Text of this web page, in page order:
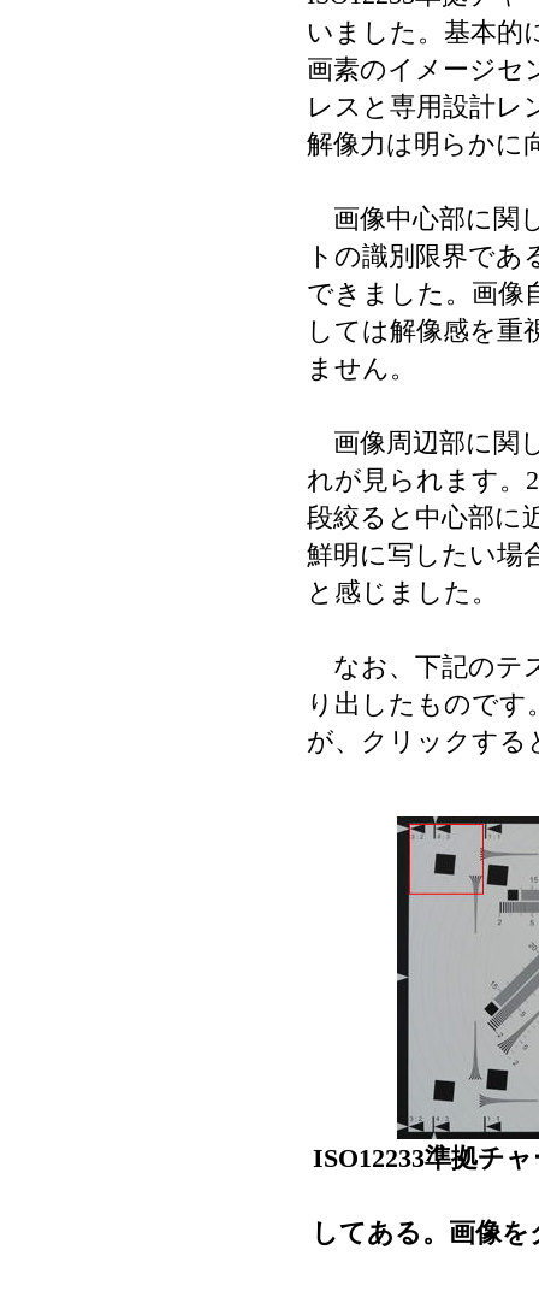
いました。基本的
画素のイメージセ
レスと専用設計レ
解像力は明らかに
画像中心部に関
トの識別限界で
できました。画像
しては解像感を重
ません。
画像周辺部に関
れが見られます。
段絞ると中心部に
鮮明に写したい場
と感じました。
なお、下記のテ
り出したものです
が、クリックする
ISO12233準拠チ
してある。画像